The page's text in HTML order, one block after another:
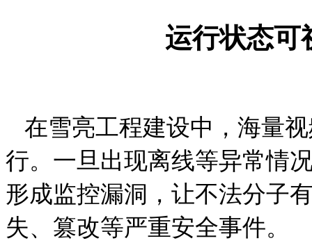
运行状态可
在雪亮工程建设中，海量
行。一旦出现离线等异常情
形成监控漏洞，让不法分子
失、篡改等严重安全事件。